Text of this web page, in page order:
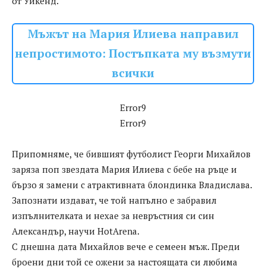
Мъжът на Мария Илиева направил
непростимото: Постъпката му възмути
всички
Error9
Error9
Припомняме, че бившият футболист Георги Михайлов
заряза поп звездата Мария Илиева с бебе на ръце и
бързо я замени с атрактивната блондинка Владислава.
Запознати издават, че той напълно е забравил
изпълнителката и нехае за невръстния си син
Александър, научи HotArena.
С днешна дата Михайлов вече е семеен мъж. Преди
броени дни той се ожени за настоящата си любима